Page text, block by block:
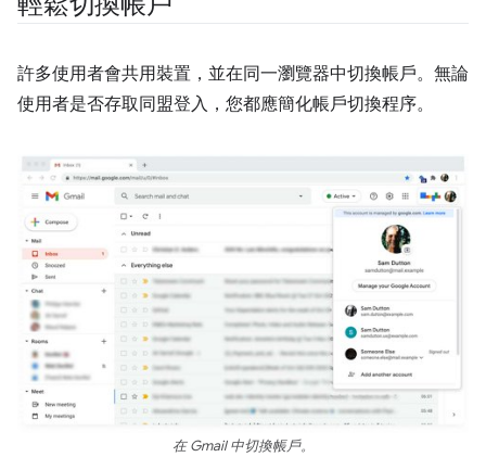
許多使用者會共用裝置，並在同一瀏覽器中切換帳戶。無論
使用者是否存取同盟登入，您都應簡化帳戶切換程序。
在 Gmail 中切換帳戶。